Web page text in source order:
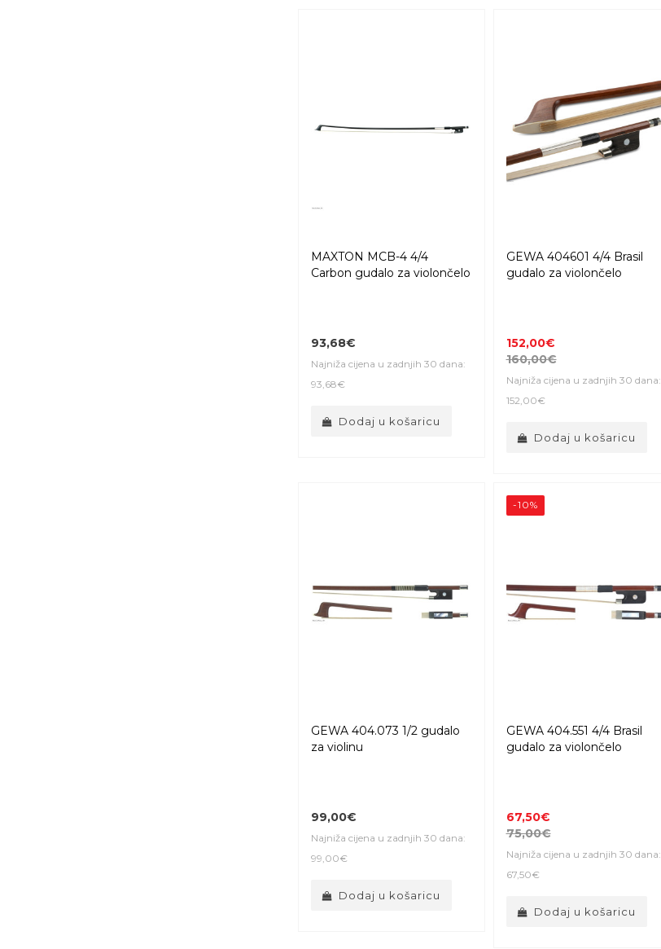
MAXTON MCB-4 4/4
Carbon gudalo za violončelo
93,68€
Najniža cijena u zadnjih 30 dana:
93,68€
Dodaj u košaricu
GEWA 404601 4/4 Brasil
gudalo za violončelo
152,00€
160,00€
Najniža cijena u zadnjih 30 dana:
152,00€
Dodaj u košaricu
GEWA 404.073 1/2 gudalo
za violinu
99,00€
Najniža cijena u zadnjih 30 dana:
99,00€
Dodaj u košaricu
-10%
GEWA 404.551 4/4 Brasil
gudalo za violončelo
67,50€
75,00€
Najniža cijena u zadnjih 30 dana:
67,50€
Dodaj u košaricu